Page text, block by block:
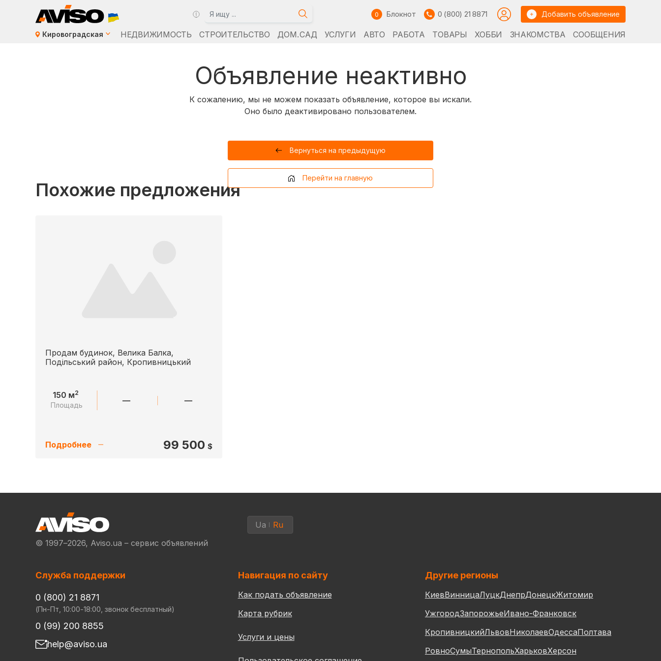
0 Блокнот 0 (800) 21 8871 Добавить объявление
Кировоградская НЕДВИЖИМОСТЬ СТРОИТЕЛЬСТВО ДОМ. САД УСЛУГИ АВТО РАБОТА ТОВАРЫ ХОББИ ЗНАКОМСТВА СООБЩЕНИЯ
Объявление неактивно
К сожалению, мы не можем показать объявление, которое вы искали.
Оно было деактивировано пользователем.
Вернуться на предыдущую
Перейти на главную
Похожие предложения
Продам будинок, Велика Балка,
Подільський район, Кропивницький
150 м2
Площадь — —
Подробнее 99 500 $
© 1997–2026, Aviso.ua – сервис объявлений
Ua Ru
Служба поддержки
0 (800) 21 8871
(Пн-Пт, 10:00-18:00, звонок бесплатный)
0 (99) 200 8855
help@aviso.ua
Навигация по сайту
Как подать объявление
Карта рубрик
Услуги и цены
Другие регионы
КиевВинницаЛуцкДнепрДонецкЖитомир
УжгородЗапорожьеИвано-Франковск
КропивницкийЛьвовНиколаевОдессаПолтава
РовноСумыТернопольХарьковХерсон